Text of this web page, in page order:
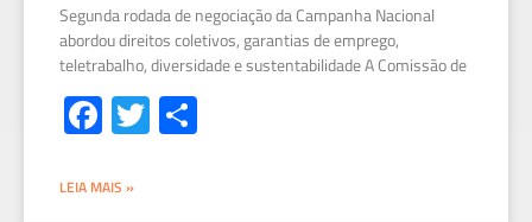
Segunda rodada de negociação da Campanha Nacional
abordou direitos coletivos, garantias de emprego,
teletrabalho, diversidade e sustentabilidade A Comissão de
Fa
ce
b
T
wi
LEIA MAIS »